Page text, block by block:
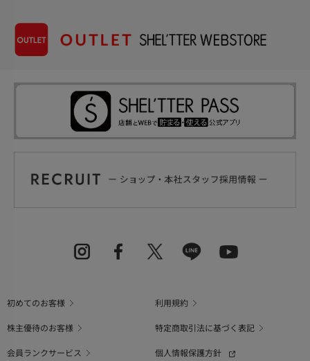
初めてのお客様
利用規約
株主優待のお客様
特定商取引法に基づく表記
会員ランクサービス
個人情報保護方針